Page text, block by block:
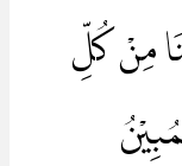
مِنْ كُلِّ